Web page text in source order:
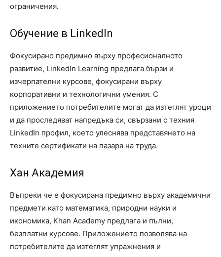
ограничения.
Обучение в LinkedIn
Фокусирано предимно върху професионалното
развитие, LinkedIn Learning предлага бързи и
изчерпателни курсове, фокусирани върху
корпоративни и технологични умения. С
приложението потребителите могат да изтеглят уроци
и да проследяват напредъка си, свързани с техния
LinkedIn профил, което улеснява представянето на
техните сертификати на пазара на труда.
Хан Академия
Въпреки че е фокусирана предимно върху академични
предмети като математика, природни науки и
икономика, Khan Academy предлага и пълни,
безплатни курсове. Приложението позволява на
потребителите да изтеглят упражнения и